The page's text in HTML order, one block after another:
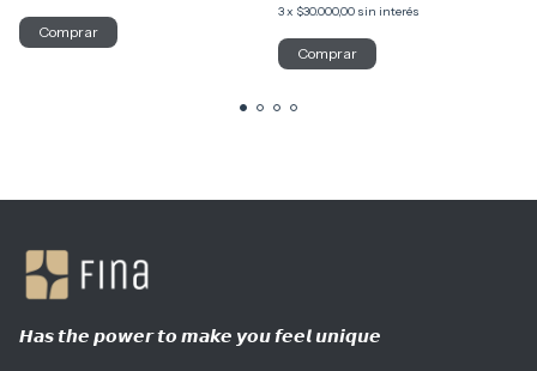
3x $30.000,00 sin interés
𝙃𝙖𝙨 𝙩𝙝𝙚 𝙥𝙤𝙬𝙚𝙧 𝙩𝙤 𝙢𝙖𝙠𝙚 𝙮𝙤𝙪 𝙛𝙚𝙚𝙡 𝙪𝙣𝙞𝙦𝙪𝙚